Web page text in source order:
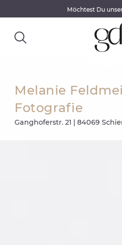
Möchtest Du
Melanie
Fotografie
Ganghoferstr. 21 | 84069